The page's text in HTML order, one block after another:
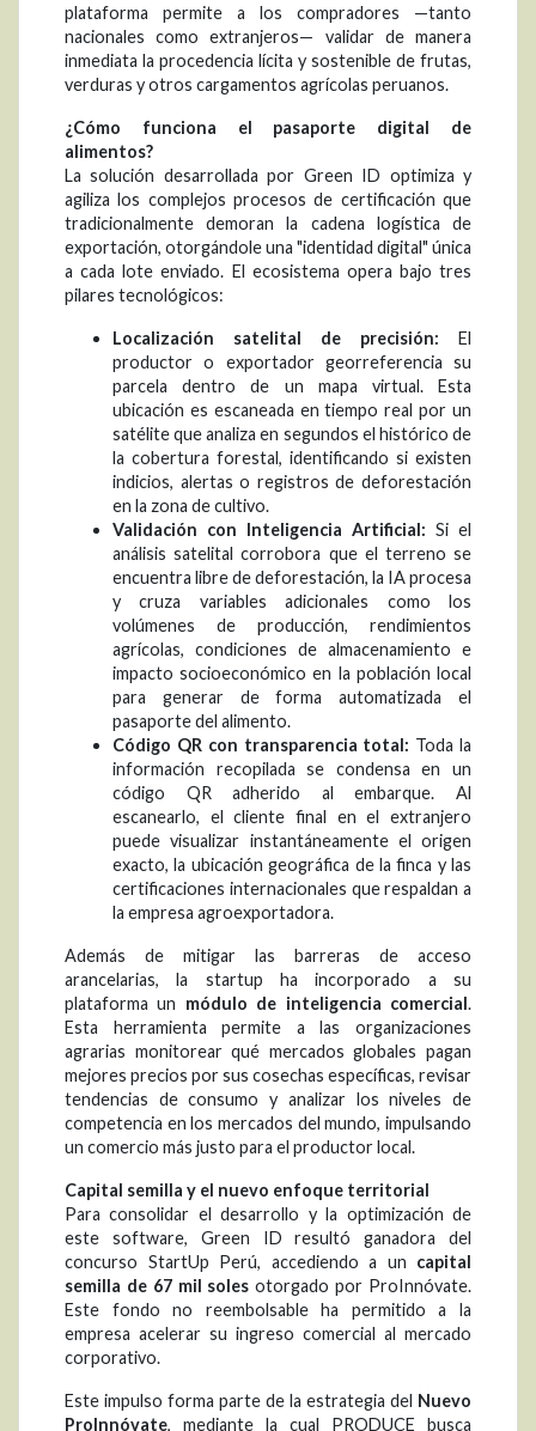
plataforma permite a los compradores —tanto
nacionales como extranjeros— validar de manera
inmediata la procedencia lícita y sostenible de frutas,
verduras y otros cargamentos agrícolas peruanos.
¿Cómo funciona el pasaporte digital de
alimentos?
La solución desarrollada por Green ID optimiza y
agiliza los complejos procesos de certificación que
tradicionalmente demoran la cadena logística de
exportación, otorgándole una "identidad digital" única
a cada lote enviado. El ecosistema opera bajo tres
pilares tecnológicos:
Localización satelital de precisión: El
productor o exportador georreferencia su
parcela dentro de un mapa virtual. Esta
ubicación es escaneada en tiempo real por un
satélite que analiza en segundos el histórico de
la cobertura forestal, identificando si existen
indicios, alertas o registros de deforestación
en la zona de cultivo.
Validación con Inteligencia Artificial: Si el
análisis satelital corrobora que el terreno se
encuentra libre de deforestación, la IA procesa
y cruza variables adicionales como los
volúmenes de producción, rendimientos
agrícolas, condiciones de almacenamiento e
impacto socioeconómico en la población local
para generar de forma automatizada el
pasaporte del alimento.
Código QR con transparencia total: Toda la
información recopilada se condensa en un
código QR adherido al embarque. Al
escanearlo, el cliente final en el extranjero
puede visualizar instantáneamente el origen
exacto, la ubicación geográfica de la finca y las
certificaciones internacionales que respaldan a
la empresa agroexportadora.
Además de mitigar las barreras de acceso
arancelarias, la startup ha incorporado a su
plataforma un módulo de inteligencia comercial.
Esta herramienta permite a las organizaciones
agrarias monitorear qué mercados globales pagan
mejores precios por sus cosechas específicas, revisar
tendencias de consumo y analizar los niveles de
competencia en los mercados del mundo, impulsando
un comercio más justo para el productor local.
Capital semilla y el nuevo enfoque territorial
Para consolidar el desarrollo y la optimización de
este software, Green ID resultó ganadora del
concurso StartUp Perú, accediendo a un capital
semilla de 67 mil soles otorgado por ProInnóvate.
Este fondo no reembolsable ha permitido a la
empresa acelerar su ingreso comercial al mercado
corporativo.
Este impulso forma parte de la estrategia del Nuevo
ProInnóvate, mediante la cual PRODUCE busca